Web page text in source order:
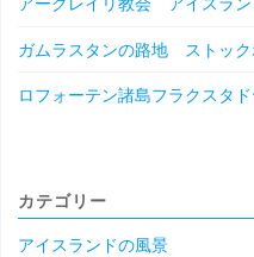
アークレイリ教会 アイスラン
ガムラスタンの路地 ストッ
ロフォーテン諸島フラクスタ
カテゴリー
アイスランドの風景